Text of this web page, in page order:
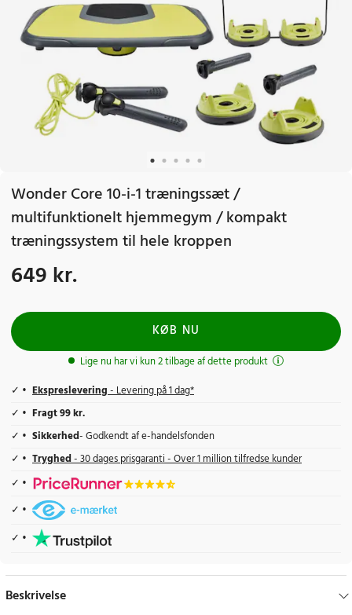
Wonder Core 10-i-1 træningssæt /
multifunktionelt hjemmegym / kompakt
træningssystem til hele kroppen
Pris:649 kr.
649 kr.
KØB NU
Lige nu har vi kun 2 tilbage af dette produkt
Ekspreslevering- Levering på 1 dag*
Fragt 99 kr.
Sikkerhed- Godkendt af e-handelsfonden
Tryghed- 30 dages prisgaranti - Over 1 million tilfredse kunder
Beskrivelse